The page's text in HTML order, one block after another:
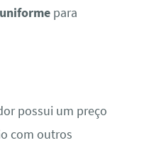
para
possui um preço
com outros